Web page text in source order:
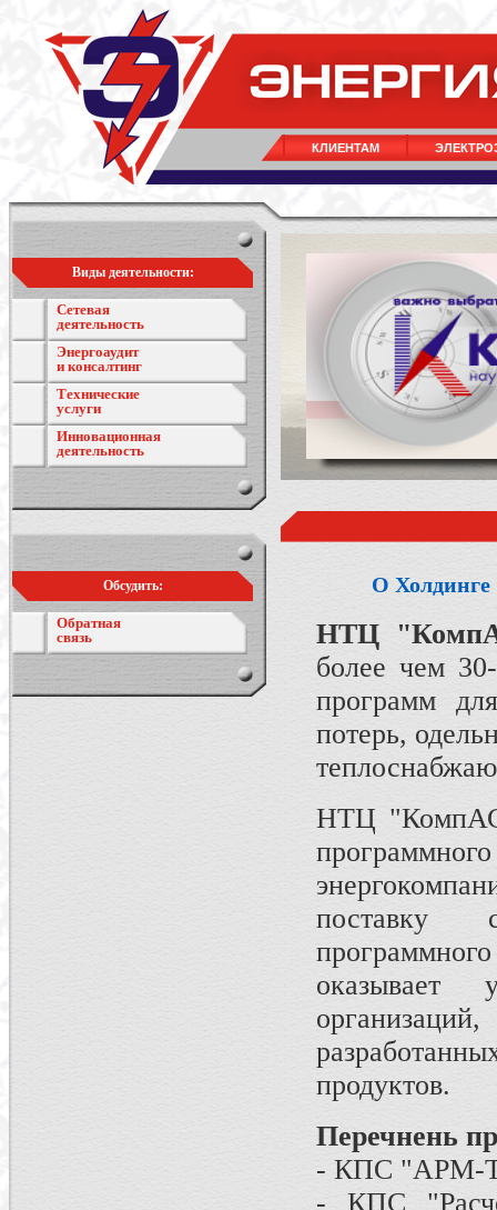
КЛИЕНТАМ
Виды деятельности:
Сетевая
деятельность
Энергоаудит
и консалтинг
Технические
услуги
Инновационная
деятельность
Обсудить:
Обратная
связь
О Холдинге
НТЦ
более чем
программ
потерь,
НТЦ "КомпАС"
поставку
оказывает
продуктов.
Перечнень
- КПС "АРМ-
- КПС